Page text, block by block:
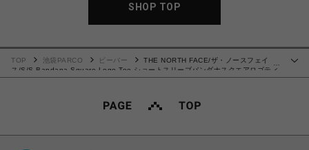
SHOP TOP
TOP 池袋PARCO ビーバー
THE NORTH FACE/ザ・ノースフェイ
ス/S/S Bandana Square Logo Tee ショートスリーブバンダナスクエアロゴティ
ー